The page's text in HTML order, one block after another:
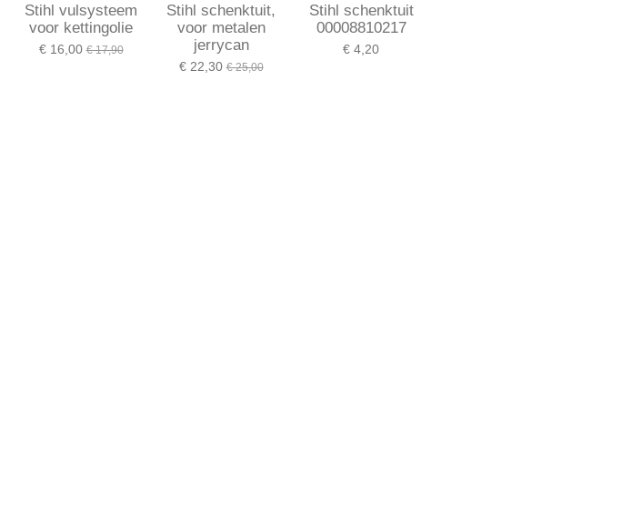
Stihl vulsysteem
voor kettingolie
€ 16,00 € 17,90
Stihl schenktuit,
voor metalen
jerrycan
€ 22,30 € 25,00
Stihl schenktuit
00008810217
€ 4,20